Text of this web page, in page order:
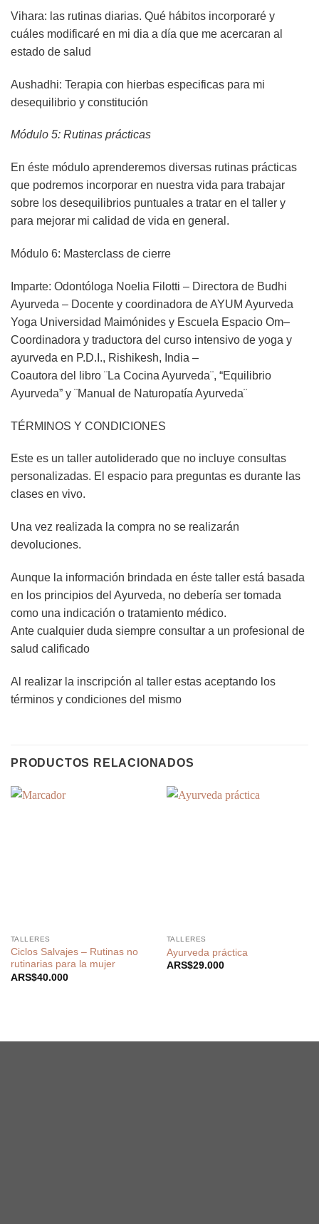
Vihara: las rutinas diarias. Qué hábitos incorporaré y
cuáles modificaré en mi dia a día que me acercaran al
estado de salud
Aushadhi: Terapia con hierbas especificas para mi
desequilibrio y constitución
Módulo 5: Rutinas prácticas
En éste módulo aprenderemos diversas rutinas prácticas
que podremos incorporar en nuestra vida para trabajar
sobre los desequilibrios puntuales a tratar en el taller y
para mejorar mi calidad de vida en general.
Módulo 6: Masterclass de cierre
Imparte: Odontóloga Noelia Filotti – Directora de Budhi
Ayurveda – Docente y coordinadora de AYUM Ayurveda
Yoga Universidad Maimónides y Escuela Espacio Om–
Coordinadora y traductora del curso intensivo de yoga y
ayurveda en P.D.I., Rishikesh, India –
Coautora del libro ¨La Cocina Ayurveda¨, “Equilibrio
Ayurveda” y ¨Manual de Naturopatía Ayurveda¨
TÉRMINOS Y CONDICIONES
Este es un taller autoliderado que no incluye consultas
personalizadas. El espacio para preguntas es durante las
clases en vivo.
Una vez realizada la compra no se realizarán
devoluciones.
Aunque la información brindada en éste taller está basada
en los principios del Ayurveda, no debería ser tomada
como una indicación o tratamiento médico.
Ante cualquier duda siempre consultar a un profesional de
salud calificado
Al realizar la inscripción al taller estas aceptando los
términos y condiciones del mismo
PRODUCTOS RELACIONADOS
TALLERES
Ciclos Salvajes – Rutinas no
rutinarias para la mujer
ARS$40.000
TALLERES
Ayurveda práctica
ARS$29.000